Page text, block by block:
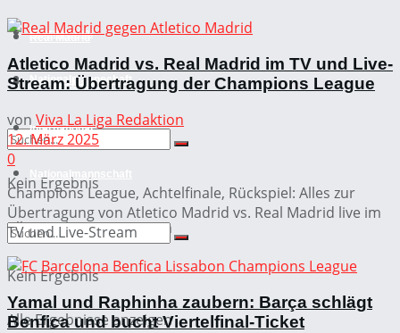
International
Nationalmannschaft
Kein Ergebnis
Alle Ergebnisse anzeigen
Real Madrid
Atletico Madrid
International
Nationalmannschaft
Kein Ergebnis
Alle Ergebnisse anzeigen
Atletico Madrid vs. Real Madrid im TV und Live-
Stream: Übertragung der Champions League
von Viva La Liga Redaktion
12. März 2025
0
Champions League, Achtelfinale, Rückspiel: Alles zur
Übertragung von Atletico Madrid vs. Real Madrid live im
TV und Live-Stream
Yamal und Raphinha zaubern: Barça schlägt
Benfica und bucht Viertelfinal-Ticket